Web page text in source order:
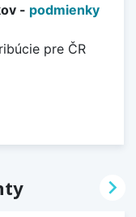
- podmienky
pre ČR
